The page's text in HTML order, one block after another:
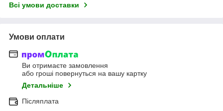
Всі умови доставки
Умови оплати
Ви отримаєте замовлення
або гроші повернуться на вашу картку
Детальніше
Післяплата